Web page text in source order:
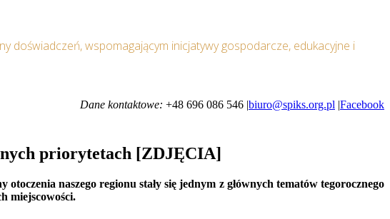
doświadczeń, wspomagającym inicjatywy gospodarcze, edukacyjne i
Dane kontaktowe: +48 696 086 546 |biuro@spiks.org.pl |Facebook
priorytetach [ZDJĘCIA]
naszego regionu stały się jednym z głównych tematów tegorocznego
miejscowości.